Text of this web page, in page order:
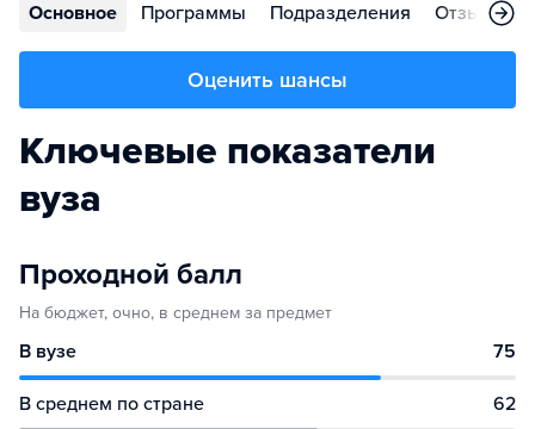
Основное Программы Подразделения Отзывы
Оценить шансы
Ключевые показатели
вуза
Проходной балл
На бюджет, очно, в среднем за предмет
В вузе 75
В среднем по стране 62